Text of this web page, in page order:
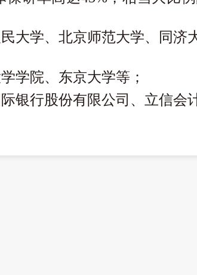
大学、北京师范大学、同济
学院、东京大学等；
银行股份有限公司、立信会